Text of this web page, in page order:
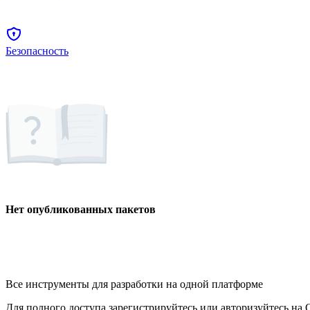
Безопасность
Нет опубликованных пакетов
Все инструменты для разработки на одной платформе
Для полного доступа зарегистрируйтесь или авторизуйтесь на